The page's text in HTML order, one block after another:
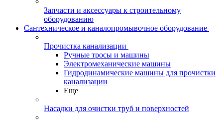
Запчасти и аксессуары к строительному
оборудованию
Сантехническое и каналопромывочное оборудование
Прочистка канализации
Ручные тросы и машины
Электромеханические машины
Гидродинамические машины для прочистки
канализации
Еще
Насадки для очистки труб и поверхностей